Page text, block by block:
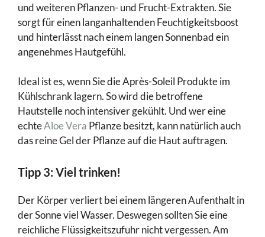
und weiteren Pflanzen- und Frucht-Extrakten. Sie
sorgt für einen langanhaltenden Feuchtigkeitsboost
und hinterlässt nach einem langen Sonnenbad ein
angenehmes Hautgefühl.
Ideal ist es, wenn Sie die Après-Soleil Produkte im
Kühlschrank lagern. So wird die betroffene
Hautstelle noch intensiver gekühlt. Und wer eine
echteAloe Vera Pflanze besitzt, kann natürlich auch
das reine Gel der Pflanze auf die Haut auftragen.
Tipp 3: Viel trinken!
Der Körper verliert bei einem längeren Aufenthalt in
der Sonne viel Wasser. Deswegen sollten Sie eine
reichliche Flüssigkeitszufuhr nicht vergessen. Am